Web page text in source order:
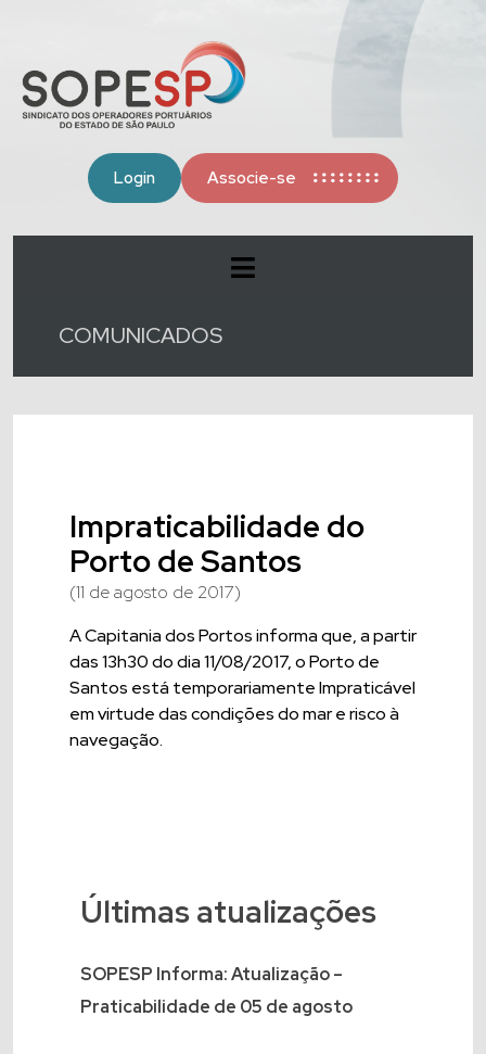
Login Associe-se
COMUNICADOS
Impraticabilidade do
Porto de Santos
(11 de agosto de 2017)
A Capitania dos Portos informa que, a partir
das 13h30 do dia 11/08/2017, o Porto de
Santos está temporariamente Impraticável
em virtude das condições do mar e risco à
navegação.
Últimas atualizações
SOPESP Informa: Atualização –
Praticabilidade de 05 de agosto